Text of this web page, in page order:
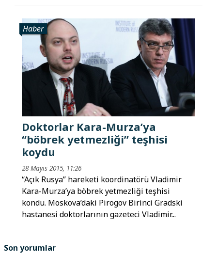
Haber
Doktorlar Kara-Murza’ya
“böbrek yetmezliği” teşhisi
koydu
28 Mayıs 2015, 11:26
“Açık Rusya” hareketi koordinatörü Vladimir
Kara-Murza’ya böbrek yetmezliği teşhisi
kondu. Moskova’daki Pirogov Birinci Gradski
hastanesi doktorlarının gazeteci Vladimir...
Son yorumlar